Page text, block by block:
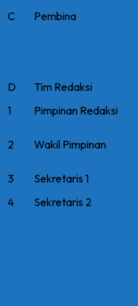
C Pembina
D
Tim Redaksi
1
Pimpinan Redaksi
2 Wakil Pimpinan
3
Sekretaris 1
4
Sekretaris 2